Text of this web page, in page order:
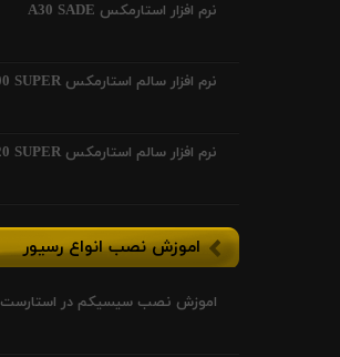
نرم افزار استارمکس A30 SADE
نرم افزار سالم استارمکس X100 SUPER
نرم افزار سالم استارمکس X20 SUPER
اموزش نصب انواع رسیور
اموزش نصب سیسیکم در استارست